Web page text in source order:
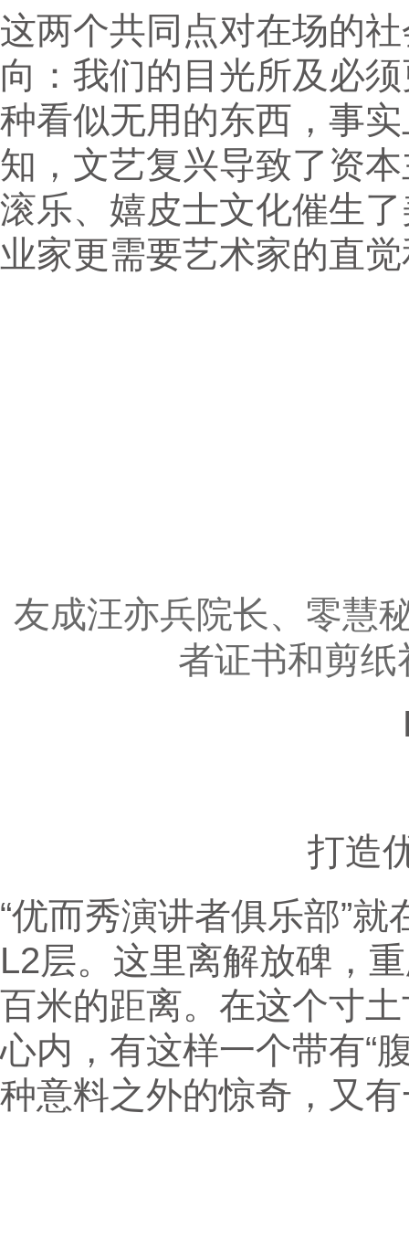
这两个共同点对在场的
向：我们的目光所及必
种看似无用的东西，事
知，文艺复兴导致了资
滚乐、嬉皮士文化催生
业家更需要艺术家的直
友成汪亦兵院长、零慧
者证书和剪
打造
“优而秀演讲者俱乐部”
L2层。这里离解放碑，
百米的距离。在这个寸
心内，有这样一个带有“
种意料之外的惊奇，又